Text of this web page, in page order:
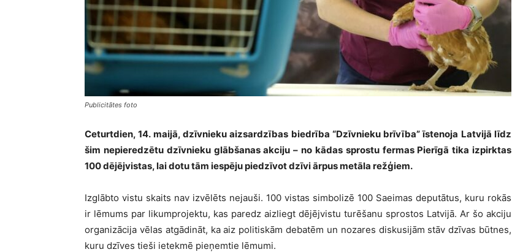
Publicitātes foto
Ceturtdien, 14. maijā, dzīvnieku aizsardzības biedrība “Dzīvnieku brīvība” īstenoja Latvijā līdz
šim nepieredzētu dzīvnieku glābšanas akciju – no kādas sprostu fermas Pierīgā tika izpirktas
100 dējējvistas, lai dotu tām iespēju piedzīvot dzīvi ārpus metāla režģiem.
Izglābto vistu skaits nav izvēlēts nejauši. 100 vistas simbolizē 100 Saeimas deputātus, kuru rokās
ir lēmums par likumprojektu, kas paredz aizliegt dējējvistu turēšanu sprostos Latvijā. Ar šo akciju
organizācija vēlas atgādināt, ka aiz politiskām debatēm un nozares diskusijām stāv dzīvas būtnes,
kuru dzīves tieši ietekmē pieņemtie lēmumi.